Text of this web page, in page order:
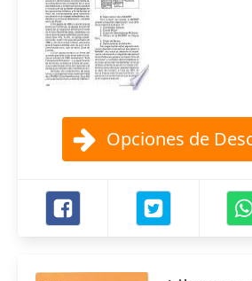
Opciones de